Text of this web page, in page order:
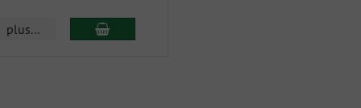
plus...